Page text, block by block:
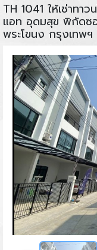
TH 1041 ให้เช่าทา
แอท อุดมสุข พิกัดซ
พระโขนง กรุงเทพ